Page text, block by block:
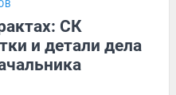
СК
и детали дела